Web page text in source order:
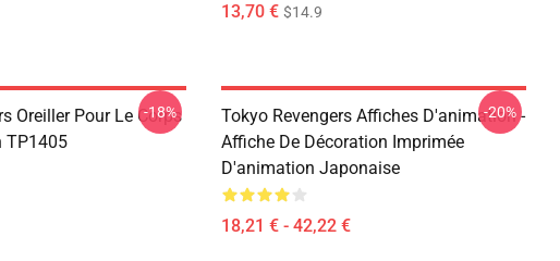
13,70 € $14.9
Oreiller Pour Le Corps
TP1405
-18%
Tokyo Revengers Affiches D'animation -
Affiche De Décoration Imprimée
D'animation Japonaise
18,21 € - 42,22 €
-20%